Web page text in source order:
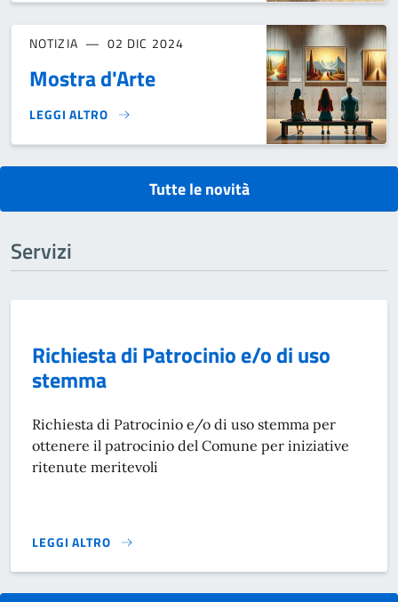
NOTIZIA 02 DIC 2024
Mostra d'Arte
LEGGI ALTRO
MOSTRA D'ARTE}
Tutte le novità
Servizi
Richiesta di Patrocinio e/o di uso
stemma
Richiesta di Patrocinio e/o di uso stemma per
ottenere il patrocinio del Comune per iniziative
ritenute meritevoli
LEGGI ALTRO
RICHIESTA DI PATROCINIO E/O DI USO STEMMA}